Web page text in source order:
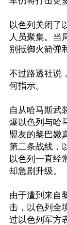
以色列关闭了
人员聚集。当
别抵御火箭弹
不过路透社说
何指示。
自从哈马斯武
爆以色列与哈
盟友的黎巴嫩
第二条战线，
以色列一直经
却急剧升级。
由于遭到来自
击，以色列全
过以色列军方